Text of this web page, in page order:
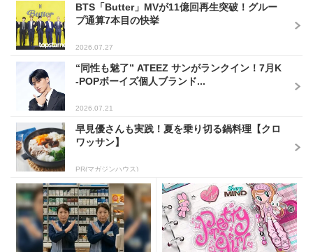
BTS「Butter」MVが11億回再生突破！グルー
プ通算7本目の快挙
2026.07.27
“同性も魅了” ATEEZ サンがランクイン！7月K
-POPボーイズ個人ブランド...
2026.07.21
早見優さんも実践！夏を乗り切る鍋料理【クロ
ワッサン】
PR(マガジンハウス)